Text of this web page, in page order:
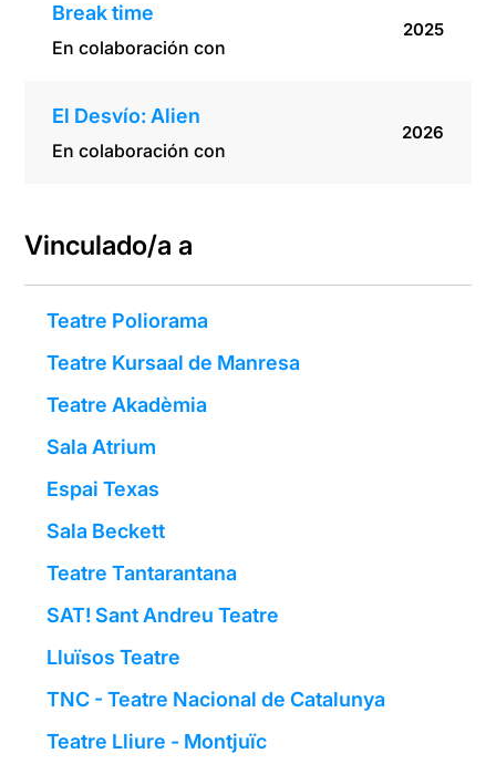
Break time
En colaboración con
2025
El Desvío: Alien
En colaboración con
2026
Vinculado/a a
Teatre Poliorama
Teatre Kursaal de Manresa
Teatre Akadèmia
Sala Atrium
Espai Texas
Sala Beckett
Teatre Tantarantana
SAT! Sant Andreu Teatre
Lluïsos Teatre
TNC - Teatre Nacional de Catalunya
Teatre Lliure - Montjuïc